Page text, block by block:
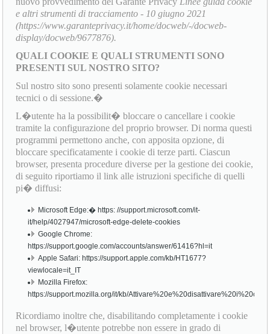
e altri strumenti di tracciamento - 10 giugno 2021
(https://www.garanteprivacy.it/home/docweb/-/docweb-
display/docweb/9677876).
QUALI COOKIE E QUALI STRUMENTI SONO
PRESENTI SUL NOSTRO SITO?
Sul nostro sito sono presenti solamente cookie necessari
tecnici o di sessione.�
L�utente ha la possibilit� bloccare o cancellare i cookie
tramite la configurazione del proprio browser. Di norma questi
programmi permettono anche, con apposita opzione, di
bloccare specificatamente i cookie di terze parti. Ciascun
browser, presenta procedure diverse per la gestione dei cookie,
di seguito riportiamo il link alle istruzioni specifiche di quelli
pi� diffusi:
Microsoft Edge:� https: //support.microsoft.com/it-
it/help/4027947/microsoft-edge-delete-cookies
Google Chrome:
https://support.google.com/accounts/answer/61416?hl=it
Apple Safari: https://support.apple.com/kb/HT1677?
viewlocale=it_IT
Mozilla Firefox:
https://support.mozilla.org/it/kb/
Ricordiamo inoltre che, disabilitando completamente i cookie
nel browser, l�utente potrebbe non essere in grado di